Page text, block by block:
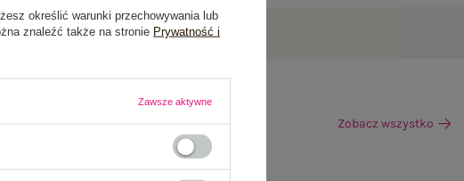
Zobacz wszystko
określić warunki przechowywania lub
znaleźć także na stronie Prywatność i
Zawsze aktywne